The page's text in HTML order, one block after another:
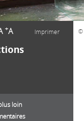
+A Imprimer
loin